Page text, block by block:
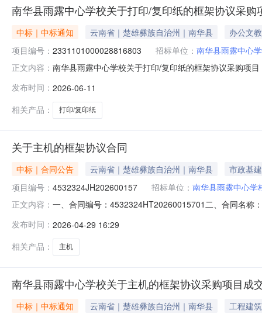
南华县雨露中心学校关于打印/复印纸的框架协议采购
中标｜中标通知 云南省｜楚雄彝族自治州｜南华县
办公文教
项目编号： 2331101000028816803 招标单位： 南华县雨露中心
正文内容： 南华县雨露中心学校关于打印/复印纸的框架协议采购项
14532324JH202600282-12800.0预算总额（元）：项
发布时间： 2026-06-11
相关产品：
打印/复印纸
关于主机的框架协议合同
中标｜合同公告 云南省｜楚雄彝族自治州｜南华县
市政基建
项目编号： 4532324JH202600157 招标单位： 南华县雨露中心学
正文内容： 一、合同编号：4532324HT20260015701二、合同名称
居民委员会华强路城市停车场三楼联系方式：
发布时间： 2026-04-29 16:29
相关产品：
主机
南华县雨露中心学校关于主机的框架协议采购项目成
中标｜中标通知 云南省｜楚雄彝族自治州｜南华县
工程建筑